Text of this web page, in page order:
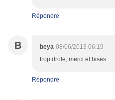
Répondre
B beya 08/06/2013 06:19
trop drole, merci et bises
Répondre